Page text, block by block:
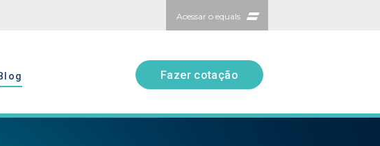
Acessar o equals
Fazer cotação
Fazer cotação